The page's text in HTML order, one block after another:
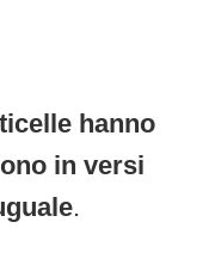
hanno
in versi
.